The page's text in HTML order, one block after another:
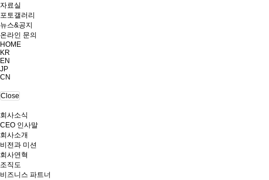
자료실
포토갤러리
뉴스&공지
온라인 문의
HOME
KR
EN
JP
CN
Close
회사소식
CEO 인사말
회사소개
비전과 미션
회사연혁
조직도
비즈니스 파트너